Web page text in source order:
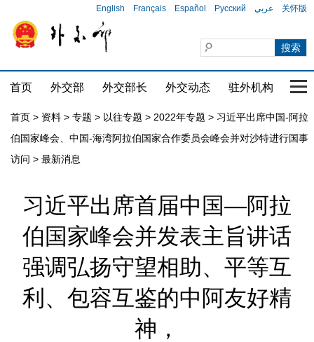
English Français Español Русский عربي 关怀版
首页 外交部 外交部长 外交动态 驻外机构 国
首页 > 资料 > 专题 > 以往专题 > 2022年专题 > 习近平出席中国-阿拉
伯国家峰会、中国-海湾阿拉伯国家合作委员会峰会并对沙特进行国事
访问 > 最新消息
习近平出席首届中国—阿拉
伯国家峰会并发表主旨讲话
强调弘扬守望相助、平等互
利、包容互鉴的中阿友好精
神，